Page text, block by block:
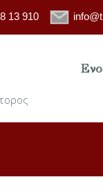
13 910